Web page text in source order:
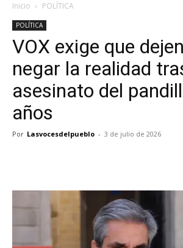
Inicio POLÍTICA
POLÍTICA
VOX exige que
negar la realidad
asesinato del
años
Por Lasvocesdelpueblo - 3 de julio de 2026